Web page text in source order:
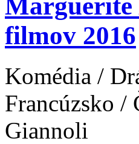
filmov 2016
Komédia /
Francúzsko /
Giannoli